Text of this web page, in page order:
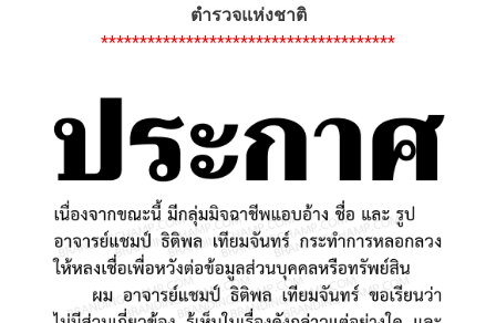
ตำรวจแห่งชาติ
**************************************